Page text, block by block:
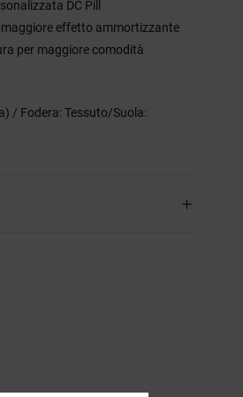
DC Pill
maggiore effetto ammortizzante
per maggiore comodità
/ Fodera: Tessuto/Suola: